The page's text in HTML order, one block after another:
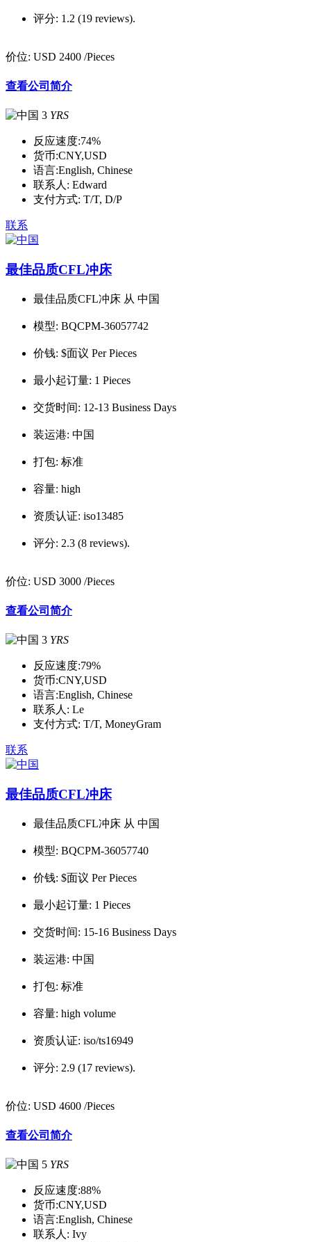
评分: 1.2 (19 reviews).
价位: USD 2400 /Pieces
查看公司简介
3 YRS
反应速度:74%
货币:CNY,USD
语言:English, Chinese
联系人: Edward
支付方式: T/T, D/P
联系
最佳品质CFL冲床
最佳品质CFL冲床 从 中国
模型: BQCPM-36057742
价钱: $面议 Per Pieces
最小起订量: 1 Pieces
交货时间: 12-13 Business Days
装运港: 中国
打包: 标准
容量: high
资质认证: iso13485
评分: 2.3 (8 reviews).
价位: USD 3000 /Pieces
查看公司简介
3 YRS
反应速度:79%
货币:CNY,USD
语言:English, Chinese
联系人: Le
支付方式: T/T, MoneyGram
联系
最佳品质CFL冲床
最佳品质CFL冲床 从 中国
模型: BQCPM-36057740
价钱: $面议 Per Pieces
最小起订量: 1 Pieces
交货时间: 15-16 Business Days
装运港: 中国
打包: 标准
容量: high volume
资质认证: iso/ts16949
评分: 2.9 (17 reviews).
价位: USD 4600 /Pieces
查看公司简介
5 YRS
反应速度:88%
货币:CNY,USD
语言:English, Chinese
联系人: Ivy